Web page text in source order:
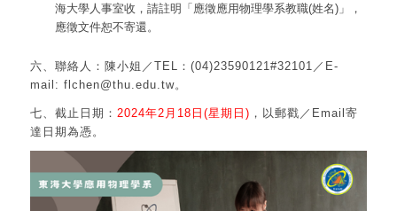
海大學人事室收，請註明「應徵應用物理學系教職(姓名)」，
應徵文件恕不寄還。
六、聯絡人：陳小姐／TEL：(04)23590121#32101／E-
mail: flchen@thu.edu.tw。
七、截止日期： 2024年2月18日(星期日) ，以郵戳／Email寄
達日期為憑。